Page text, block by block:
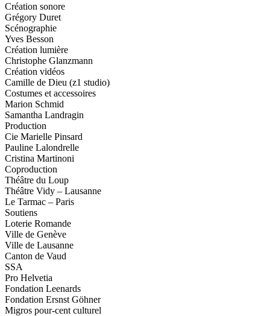
Création sonore
Grégory Duret
Scénographie
Yves Besson
Création lumière
Christophe Glanzmann
Création vidéos
Camille de Dieu (z1 studio)
Costumes et accessoires
Marion Schmid
Samantha Landragin
Production
Cie Marielle Pinsard
Pauline Lalondrelle
Cristina Martinoni
Coproduction
Théâtre du Loup
Théâtre Vidy – Lausanne
Le Tarmac – Paris
Soutiens
Loterie Romande
Ville de Genève
Ville de Lausanne
Canton de Vaud
SSA
Pro Helvetia
Fondation Leenards
Fondation Ersnst Göhner
Migros pour-cent culturel